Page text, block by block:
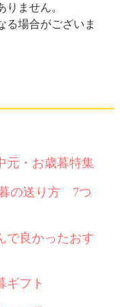
ません。
る場合がございま
元・お歳暮特集
の送り方 7つ
で良かったおす
ギフト